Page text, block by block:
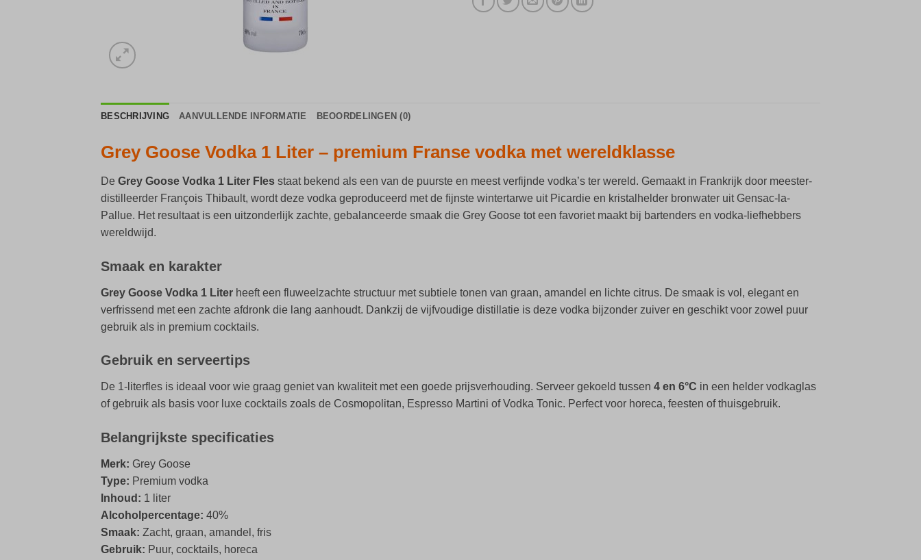
BESCHRIJVING AANVULLENDE INFORMATIE BEOORDELINGEN (0)
Grey Goose Vodka 1 Liter – premium Franse vodka met wereldklasse
De Grey Goose Vodka 1 Liter Fles staat bekend als een van de puurste en meest verfijnde vodka’s ter wereld. Gemaakt in Frankrijk door meester-
distilleerder François Thibault, wordt deze vodka geproduceerd met de fijnste wintertarwe uit Picardie en kristalhelder bronwater uit Gensac-la-
Pallue. Het resultaat is een uitzonderlijk zachte, gebalanceerde smaak die Grey Goose tot een favoriet maakt bij bartenders en vodka-liefhebbers
wereldwijd.
Smaak en karakter
Grey Goose Vodka 1 Liter heeft een fluweelzachte structuur met subtiele tonen van graan, amandel en lichte citrus. De smaak is vol, elegant en
verfrissend met een zachte afdronk die lang aanhoudt. Dankzij de vijfvoudige distillatie is deze vodka bijzonder zuiver en geschikt voor zowel puur
gebruik als in premium cocktails.
Gebruik en serveertips
De 1-literfles is ideaal voor wie graag geniet van kwaliteit met een goede prijsverhouding. Serveer gekoeld tussen 4 en 6°C in een helder vodkaglas
of gebruik als basis voor luxe cocktails zoals de Cosmopolitan, Espresso Martini of Vodka Tonic. Perfect voor horeca, feesten of thuisgebruik.
Belangrijkste specificaties
Merk: Grey Goose
Type: Premium vodka
Inhoud: 1 liter
Alcoholpercentage: 40%
Smaak: Zacht, graan, amandel, fris
Gebruik: Puur, cocktails, horeca